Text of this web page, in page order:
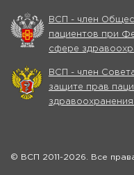
ВСП - член
пациентов при
сфере
ВСП - член
защите прав
© ВСП 2011-2026. Все